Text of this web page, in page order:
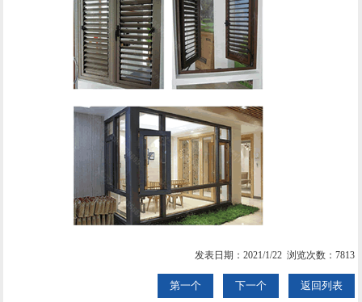
发表日期：2021/1/22 浏览次数：7813
第一个 下一个 返回列表